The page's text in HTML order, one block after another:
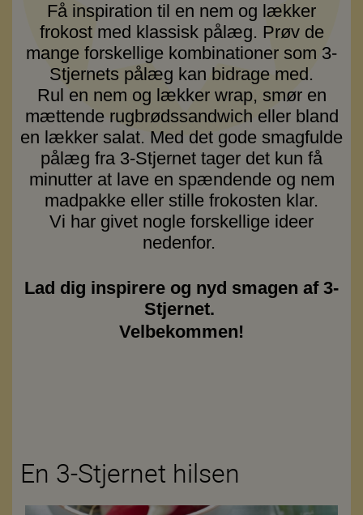
Få inspiration til en nem og lækker
frokost med klassisk pålæg. Prøv de
mange forskellige kombinationer som 3-
Stjernets pålæg kan bidrage med.
Rul en nem og lækker wrap, smør en
mættende rugbrødssandwich eller bland
en lækker salat. Med det gode smagfulde
pålæg fra 3-Stjernet tager det kun få
minutter at lave en spændende og nem
madpakke eller stille frokosten klar.
Vi har givet nogle forskellige ideer
nedenfor.
Lad dig inspirere og nyd smagen af 3-
Stjernet.
Velbekommen!
En 3-Stjernet hilsen